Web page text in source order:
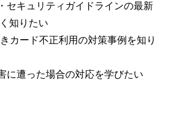
セキュリティガイドラインの最新
知りたい
カード不正利用の対策事例を知り
に遭った場合の対応を学びたい